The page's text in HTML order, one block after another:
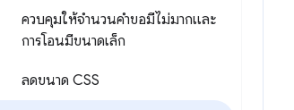
ควบคุมให้จำนวนคำขอมีไม่มากและ
การโอนมีขนาดเล็ก
ลดขนาด CSS